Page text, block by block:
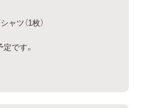
ツ（1枚）
です。